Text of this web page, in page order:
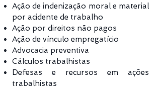
Ação de indenização moral e material
por acidente de trabalho
Ação por direitos não pagos
Ação de vínculo empregatício
Advocacia preventiva
Cálculos trabalhistas
Defesas e recursos em ações
trabalhistas